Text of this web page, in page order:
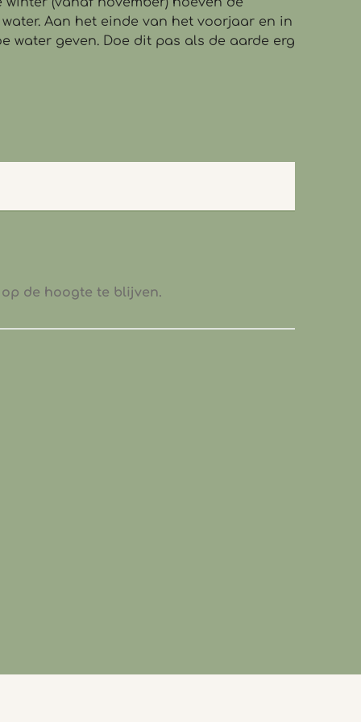
Aan het einde van het voorjaar en in
water geven. Doe dit pas als de aarde erg
op de hoogte te blijven.